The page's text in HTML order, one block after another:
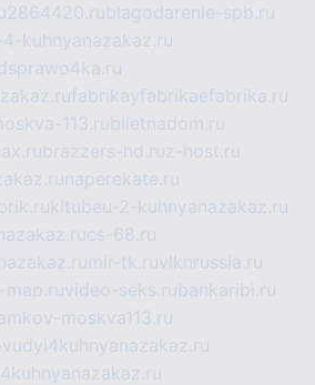
2864420.rublagodarenie-spb.ru
kuhnyanazakaz.ru
fabrikayfabrikaefabrika.ru
113.rubiletnadom.ru
brazzers-hd.ruz-host.ru
naperekate.ru
kitubeu-2-kuhnyanazakaz.ru
cs-68.ru
mir-tk.ruvlknrussia.ru
video-seks.rubankaribi.ru
moskva113.ru